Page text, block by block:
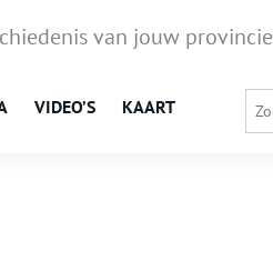
van jouw provincie
VIDEO’S KAART